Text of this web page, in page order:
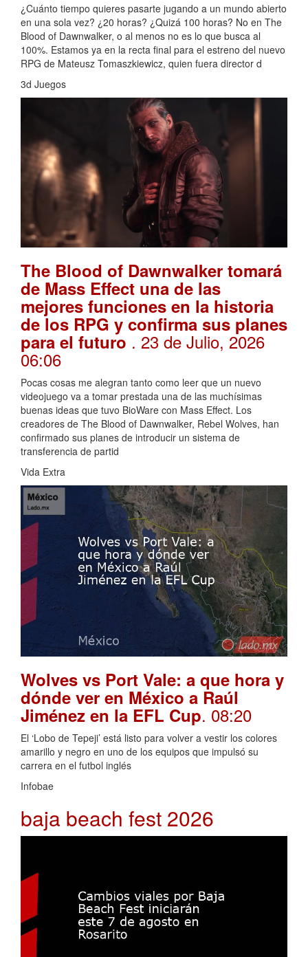
¿Cuánto tiempo quieres pasarte jugando a un mundo abierto
en una sola vez? ¿20 horas? ¿Quizá 100 horas? No en The
Blood of Dawnwalker, o al menos no es lo que busca al
100%. Estamos ya en la recta final para el estreno del nuevo
RPG de Mateusz Tomaszkiewicz, quien fuera director d
3d Juegos
The Blood of Dawnwalker tomará
de Mass Effect una de las
mejores funciones en la historia
de los RPG y confirma sus planes
para el futuro . 23 de Julio, 2026
06:06
Pocas cosas me alegran tanto como leer que un nuevo
videojuego va a tomar prestada una de las muchísimas
buenas ideas que tuvo BioWare con Mass Effect. Los
creadores de The Blood of Dawnwalker, Rebel Wolves, han
confirmado sus planes de introducir un sistema de
transferencia de partid
Vida Extra
Wolves vs Port Vale: a que hora y
dónde ver en México a Raúl
Jiménez en la EFL Cup. 08:20
El ‘Lobo de Tepeji’ está listo para volver a vestir los colores
amarillo y negro en uno de los equipos que impulsó su
carrera en el futbol inglés
Infobae
baja beach fest 2026